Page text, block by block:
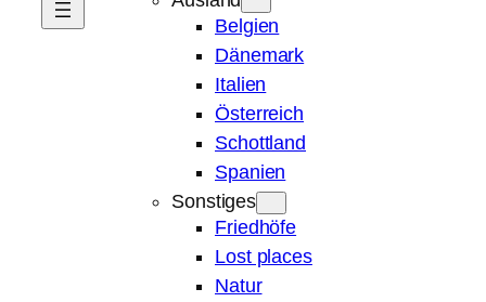
Belgien
Dänemark
Italien
Österreich
Schottland
Spanien
Sonstiges
Friedhöfe
Lost places
Natur